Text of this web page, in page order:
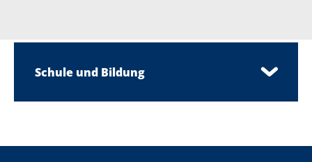
Schule und Bildung